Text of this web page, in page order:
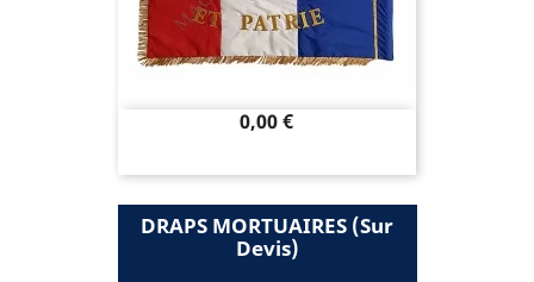
Prix
0,00 €
DRAPS MORTUAIRES (sur
Devis)